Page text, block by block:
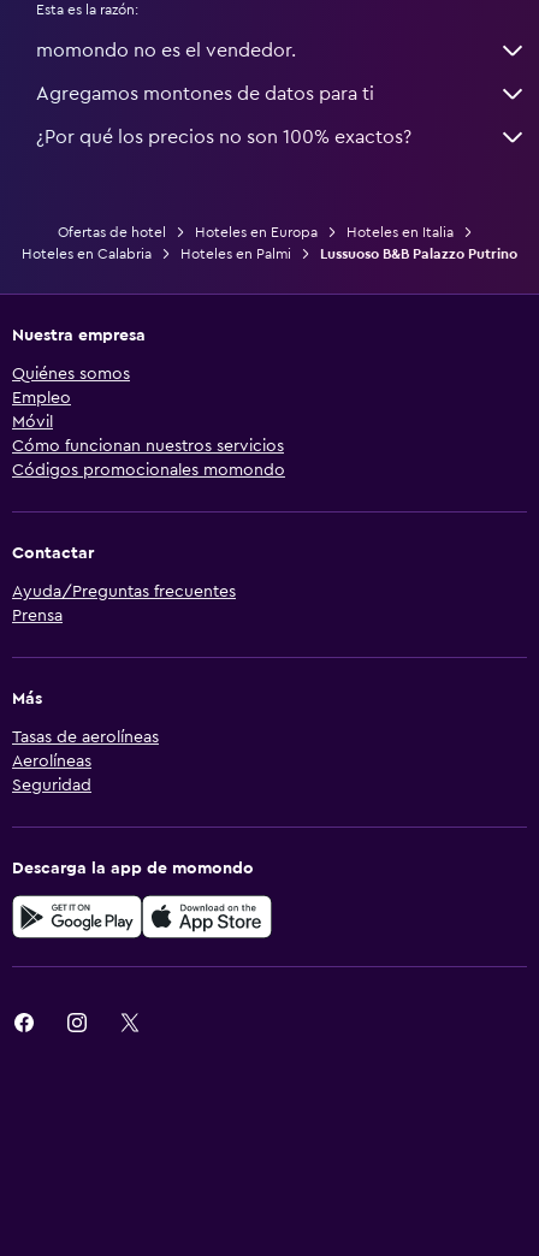
Esta es la razón:
momondo no es el vendedor.
Agregamos montones de datos para ti
¿Por qué los precios no son 100% exactos?
Ofertas de hotel Hoteles en Europa
Hoteles en Italia
Hoteles en Calabria
Hoteles en Palmi Lussuoso B&B Palazzo Putrino
Nuestra empresa
Quiénes somos
Empleo
Móvil
Cómo funcionan nuestros servicios
Códigos promocionales momondo
Contactar
Ayuda/Preguntas frecuentes
Prensa
Más
Tasas de aerolíneas
Aerolíneas
Seguridad
Descarga la app de momondo